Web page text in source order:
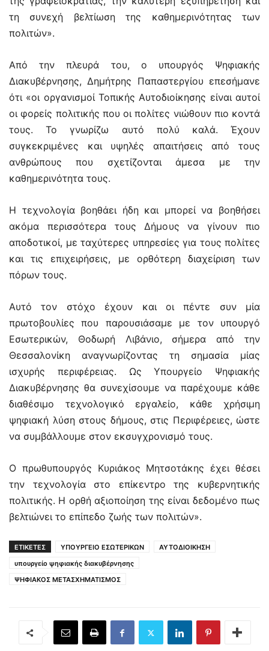
τη συνεχή βελτίωση της καθημερινότητας των
πολιτών».
Από την πλευρά του, ο υπουργός Ψηφιακής
Διακυβέρνησης, Δημήτρης Παπαστεργίου επεσήμανε
ότι «οι οργανισμοί Τοπικής Αυτοδιοίκησης είναι αυτοί
οι φορείς πολιτικής που οι πολίτες νιώθουν πιο κοντά
τους. Το γνωρίζω αυτό πολύ καλά. Έχουν
συγκεκριμένες και υψηλές απαιτήσεις από τους
ανθρώπους που σχετίζονται άμεσα με την
καθημερινότητα τους.
Η τεχνολογία βοηθάει ήδη και μπορεί να βοηθήσει
ακόμα περισσότερα τους Δήμους να γίνουν πιο
αποδοτικοί, με ταχύτερες υπηρεσίες για τους πολίτες
και τις επιχειρήσεις, με ορθότερη διαχείριση των
πόρων τους.
Αυτό τον στόχο έχουν και οι πέντε συν μία
πρωτοβουλίες που παρουσιάσαμε με τον υπουργό
Εσωτερικών, Θοδωρή Λιβάνιο, σήμερα από την
Θεσσαλονίκη αναγνωρίζοντας τη σημασία μίας
ισχυρής περιφέρειας. Ως Υπουργείο Ψηφιακής
Διακυβέρνησης θα συνεχίσουμε να παρέχουμε κάθε
διαθέσιμο τεχνολογικό εργαλείο, κάθε χρήσιμη
ψηφιακή λύση στους δήμους, στις Περιφέρειες, ώστε
να συμβάλλουμε στον εκσυγχρονισμό τους.
Ο πρωθυπουργός Κυριάκος Μητσοτάκης έχει θέσει
την τεχνολογία στο επίκεντρο της κυβερνητικής
πολιτικής. Η ορθή αξιοποίηση της είναι δεδομένο πως
βελτιώνει το επίπεδο ζωής των πολιτών».
ΕΤΙΚΕΤΕΣ ΥΠΟΥΡΓΕΙΟ ΕΣΩΤΕΡΙΚΩΝ
ΑΥΤΟΔΙΟΙΚΗΣΗ
υπουργείο ψηφιακής διακυβέρνησης
ΨΗΦΙΑΚΟΣ ΜΕΤΑΣΧΗΜΑΤΙΣΜΟΣ